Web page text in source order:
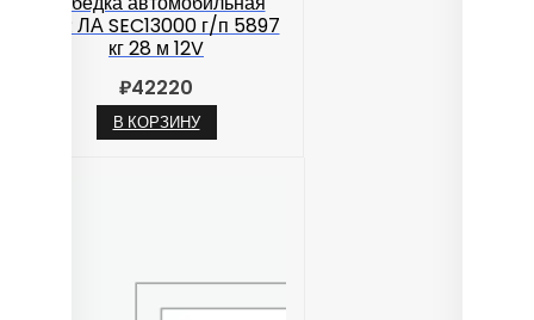
TOR ЛА SEC13000 г/п 5897
кг 28 м 12V
₽42220
В КОРЗИНУ